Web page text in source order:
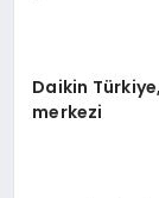
Daikin
merkezi